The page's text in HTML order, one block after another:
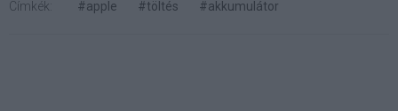
Címkék: #apple #töltés #akkumulátor